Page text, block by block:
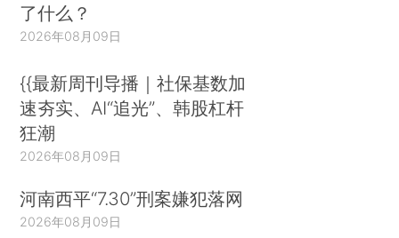
了什么？
2026年08月09日
{{最新周刊导播｜社保基数加
速夯实、AI“追光”、韩股杠杆
狂潮
2026年08月09日
河南西平“7.30”刑案嫌犯落网
2026年08月09日